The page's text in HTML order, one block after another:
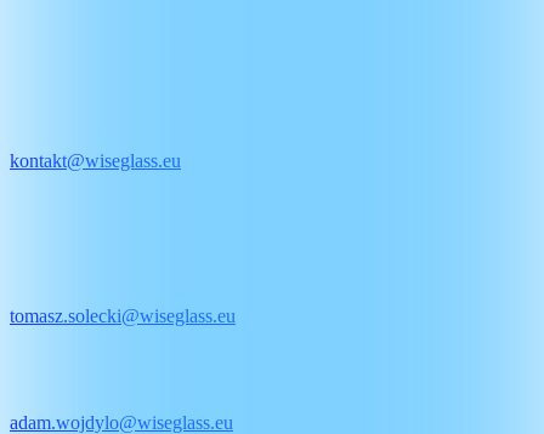
kontakt@wiseglass.eu
tomasz.solecki@wiseglass.eu
adam.wojdylo@wiseglass.eu